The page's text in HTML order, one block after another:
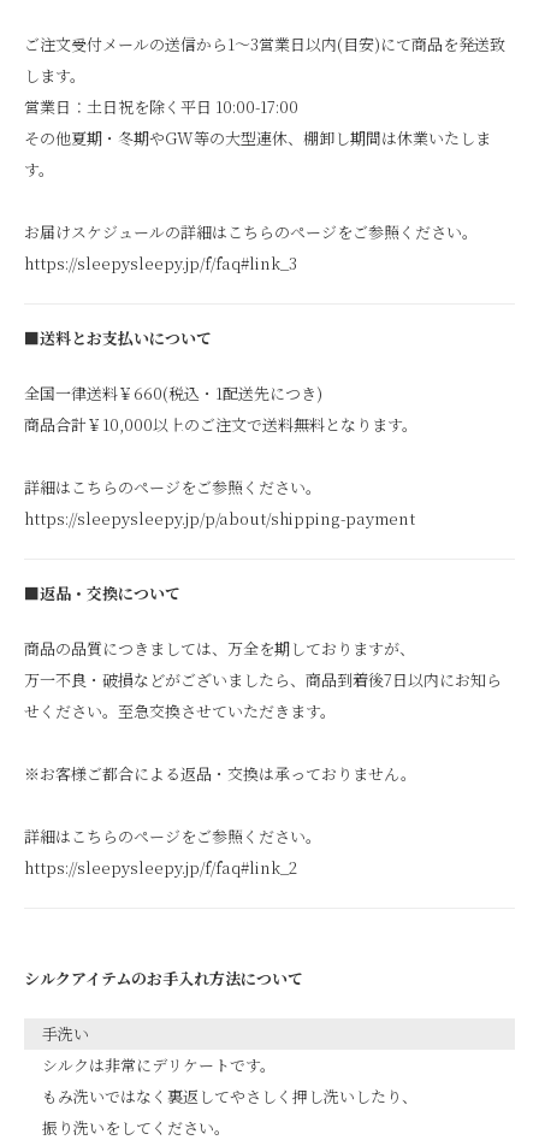
ご注文受付メールの送信から1～3営業日以内(目安)にて商品を発送致
します。
営業日：土日祝を除く平日 10:00-17:00
その他夏期・冬期やGW等の大型連休、棚卸し期間は休業いたしま
す。
お届けスケジュールの詳細はこちらのページをご参照ください。
https://sleepysleepy.jp/f/faq#link_3
■送料とお支払いについて
全国一律送料￥660(税込・1配送先につき)
商品合計￥10,000以上のご注文で送料無料となります。
詳細はこちらのページをご参照ください。
https://sleepysleepy.jp/p/about/shipping-payment
■返品・交換について
商品の品質につきましては、万全を期しておりますが、
万一不良・破損などがございましたら、商品到着後7日以内にお知ら
せください。至急交換させていただきます。
※お客様ご都合による返品・交換は承っておりません。
詳細はこちらのページをご参照ください。
https://sleepysleepy.jp/f/faq#link_2
シルクアイテムのお手入れ方法について
手洗い
シルクは非常にデリケートです。
もみ洗いではなく裏返してやさしく押し洗いしたり、
振り洗いをしてください。